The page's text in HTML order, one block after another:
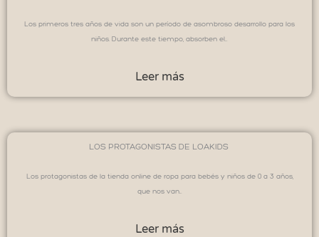
Los primeros tres años de vida son un período de asombroso desarrollo para los
niños. Durante este tiempo, absorben el…
Leer más
LOS PROTAGONISTAS DE LOAKIDS
Los protagonistas de la tienda online de ropa para bebés y niños de 0 a 3 años,
que nos van…
Leer más